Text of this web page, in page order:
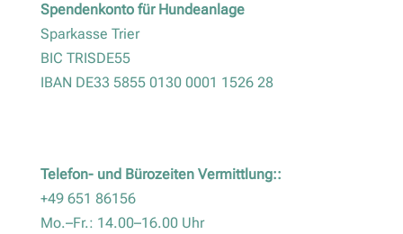
Spendenkonto für Hundeanlage
Sparkasse Trier
BIC TRISDE55
IBAN DE33 5855 0130 0001 1526 28
Telefon- und Bürozeiten Vermittlung::
+49 651 86156
Mo.–Fr.: 14.00–16.00 Uhr